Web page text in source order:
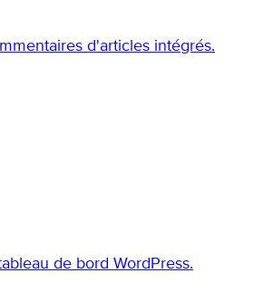
d'articles intégrés.
de bord WordPress.